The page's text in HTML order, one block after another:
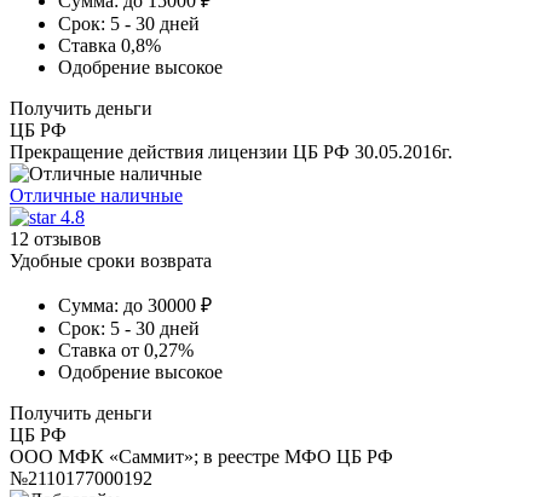
Срок: 5 - 30 дней
Ставка 0,8%
Одобрение высокое
Получить деньги
ЦБ РФ
Прекращение действия лицензии ЦБ РФ 30.05.2016г.
Отличные наличные
4.8
12 отзывов
Удобные сроки возврата
Сумма: до 30000 ₽
Срок: 5 - 30 дней
Ставка от 0,27%
Одобрение высокое
Получить деньги
ЦБ РФ
ООО МФК «Саммит»; в реестре МФО ЦБ РФ
№2110177000192